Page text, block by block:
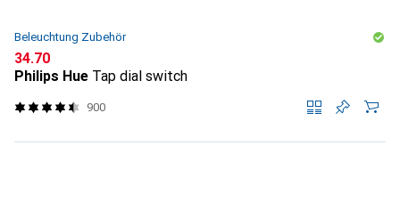
Beleuchtung Zubehör
CHF
34.70
Philips Hue Tap dial switch
900